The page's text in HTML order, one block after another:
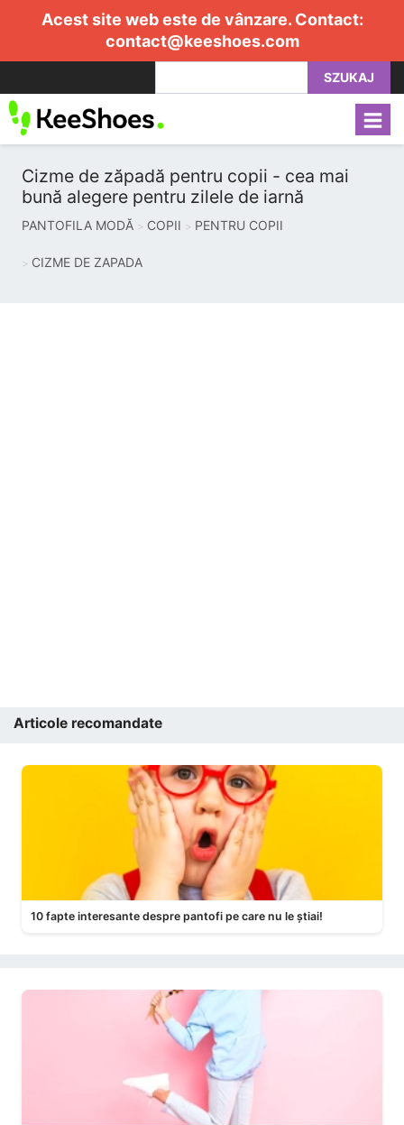
Acest site web este de vânzare. Contact:
contact@keeshoes.com
SZUKAJ
Cizme de zăpadă pentru copii - cea mai
bună alegere pentru zilele de iarnă
PANTOFILA MODĂ COPII PENTRU COPII
CIZME DE ZAPADA
Articole recomandate
10 fapte interesante despre pantofi pe care nu le știai!